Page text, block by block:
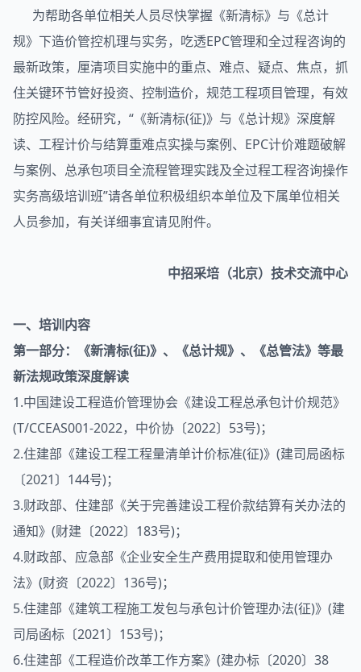
为帮助各单位相关人员尽快掌握《新清标》与《总计
规》下造价管控机理与实务，吃透EPC管理和全过程咨询的
最新政策，厘清项目实施中的重点、难点、疑点、焦点，抓
住关键环节管好投资、控制造价，规范工程项目管理，有效
防控风险。经研究，“《新清标(征)》与《总计规》深度解
读、工程计价与结算重难点实操与案例、EPC计价难题破解
与案例、总承包项目全流程管理实践及全过程工程咨询操作
实务高级培训班”请各单位积极组织本单位及下属单位相关
人员参加，有关详细事宜请见附件。
中招采培（北京）技术交流中心
一、培训内容
第一部分：《新清标(征)》、《总计规》、《总管法》等最
新法规政策深度解读
1.中国建设工程造价管理协会《建设工程总承包计价规范》
(T/CCEAS001-2022，中价协〔2022〕53号)；
2.住建部《建设工程工程量清单计价标准(征)》(建司局函标
〔2021〕144号)；
3.财政部、住建部《关于完善建设工程价款结算有关办法的
通知》(财建〔2022〕183号)；
4.财政部、应急部《企业安全生产费用提取和使用管理办
法》(财资〔2022〕136号)；
5.住建部《建筑工程施工发包与承包计价管理办法(征)》(建
司局函标〔2021〕153号)；
6.住建部《工程造价改革工作方案》(建办标〔2020〕38